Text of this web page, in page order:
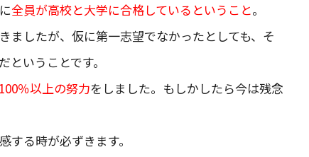
全員が高校と大学に合格しているということ。
ましたが、仮に第一志望でなかったとしても、そ
いうことです。
％以上の努力をしました。もしかしたら今は残念
する時が必ずきます。